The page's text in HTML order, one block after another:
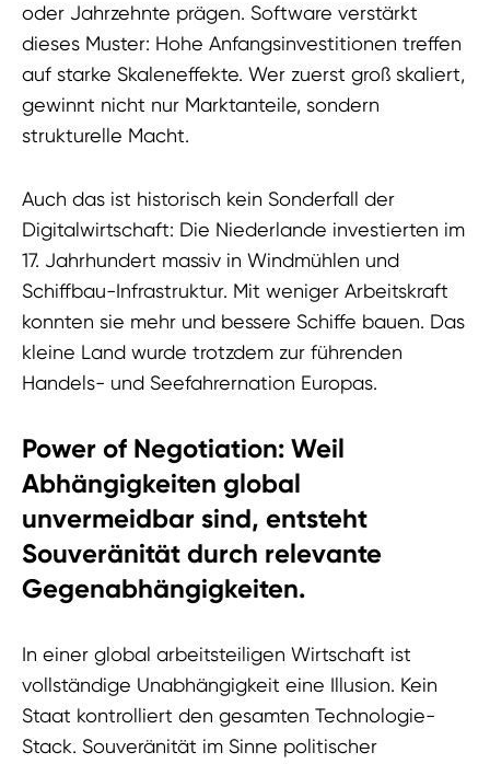
oder Jahrzehnte prägen. Software verstärkt
dieses Muster: Hohe Anfangsinvestitionen treffen
auf starke Skaleneffekte. Wer zuerst groß skaliert,
gewinnt nicht nur Marktanteile, sondern
strukturelle Macht.
Auch das ist historisch kein Sonderfall der
Digitalwirtschaft: Die Niederlande investierten im
17. Jahrhundert massiv in Windmühlen und
Schiffbau-Infrastruktur. Mit weniger Arbeitskraft
konnten sie mehr und bessere Schiffe bauen. Das
kleine Land wurde trotzdem zur führenden
Handels- und Seefahrernation Europas.
Power of Negotiation: Weil
Abhängigkeiten global
unvermeidbar sind, entsteht
Souveränität durch relevante
Gegenabhängigkeiten.
In einer global arbeitsteiligen Wirtschaft ist
vollständige Unabhängigkeit eine Illusion. Kein
Staat kontrolliert den gesamten Technologie-
Stack. Souveränität im Sinne politischer